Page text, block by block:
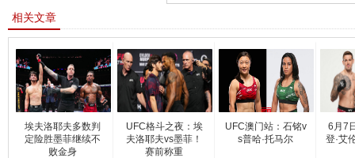
相关文章
埃夫洛耶夫多数判
定险胜墨菲继续不
败金身
UFC格斗之夜：埃
夫洛耶夫vs墨菲！
赛前称重
UFC澳门站：石铭v
s普哈·托马尔
6月7
登·艾